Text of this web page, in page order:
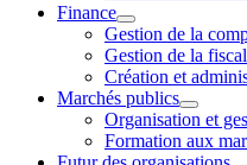
Finance
Gestion de la
Gestion de la
Création et
Marchés publics
Organisation et
Formation aux